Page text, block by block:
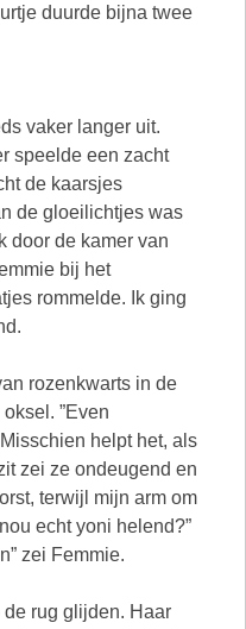
duurde bijna twee
vaker langer uit.
speelde een zacht
de kaarsjes
de gloeilichtjes was
door de kamer van
bij het
rommelde. Ik ging
rozenkwarts in de
”Even
helpt het, als
zei ze ondeugend en
terwijl mijn arm om
echt yoni helend?”
zei Femmie.
rug glijden. Haar